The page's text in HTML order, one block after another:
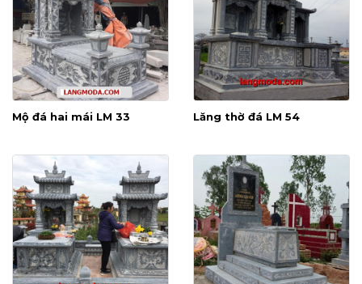
Mộ đá hai mái LM 33 Lăng thờ đá LM 54